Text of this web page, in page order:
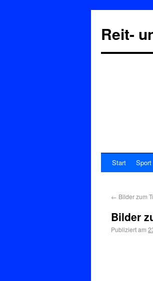
Reit-
Start Sport
← Bilder zum
Bilder
Publiziert am